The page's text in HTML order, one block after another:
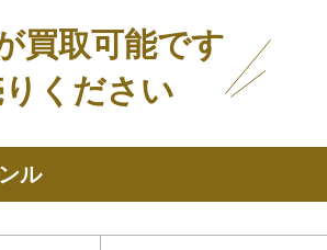
買取可能です
ください
ル